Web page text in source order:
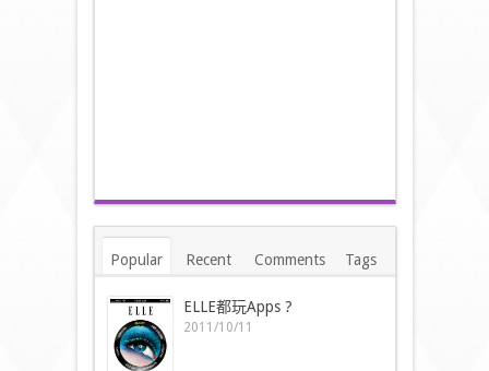
Popular Recent Comments Tags
ELLE都玩Apps ?
2011/10/11